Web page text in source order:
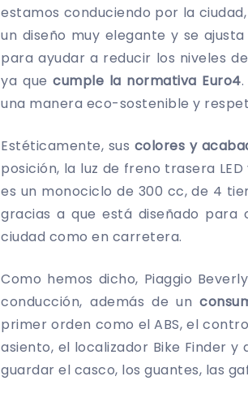
estamos conduciendo por la
un diseño muy elegante y se
para ayudar a reducir los niveles
ya quecumple la normativa Euro4
una manera eco-sostenible y
Estéticamente, sus colores y
posición, la luz de freno trasera
es un monociclo de 300 cc, de 4
gracias a que está diseñado
ciudad como en carretera.
Como hemos dicho, Piaggio
conducción, además de un
primer orden como el ABS, el
asiento, el localizador Bike Finder
guardar el casco, los guantes, las